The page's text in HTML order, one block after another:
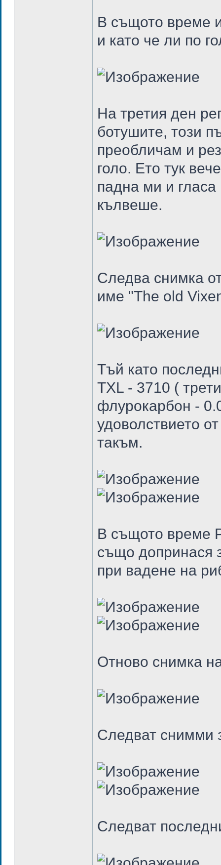
В същото време
и като че ли по
На третия ден
ботушите, този
преобличам и
голо. Ето тук
падна ми и
кълвеше.
Следва снимка
име "The old
Тъй като
TXL - 3710 (
флурокарбон -
удоволствието
такъм.
В същото време
също допринася
при вадене на
Отново снимка
Следват снимми
Следват